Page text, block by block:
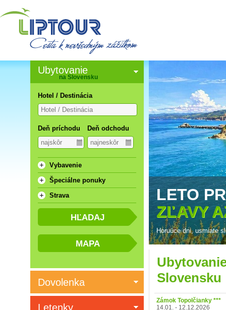
LETO
ZĽAVY
Horuúce dni, usmiate
Slovensku
Zámok Topolčianky ***
14.01. - 12.12.2026
Ubytovanie
na Slovensku
Hotel / Destinácia
Deň príchodu Deň odchodu
Vybavenie
Špeciálne ponuky
Strava
Dovolenka
Letenky